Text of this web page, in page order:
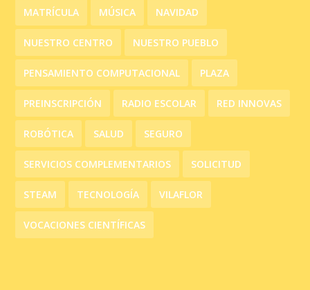
MATRÍCULA MÚSICA NAVIDAD
NUESTRO CENTRO NUESTRO PUEBLO
PENSAMIENTO COMPUTACIONAL PLAZA
PREINSCRIPCIÓN RADIO ESCOLAR RED INNOVAS
ROBÓTICA SALUD SEGURO
SERVICIOS COMPLEMENTARIOS SOLICITUD
STEAM TECNOLOGÍA VILAFLOR
VOCACIONES CIENTÍFICAS